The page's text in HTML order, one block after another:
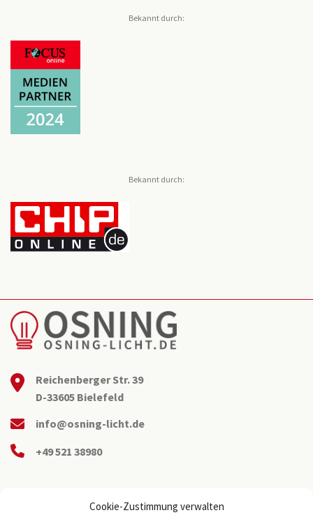
Cookie-Zustimmung verwalten
Bekannt durch:
Bekannt durch:
Reichenberger Str. 39
D-33605 Bielefeld
info@osning-licht.de
+49 521 38980
BELIEBTE KATEGORIEN